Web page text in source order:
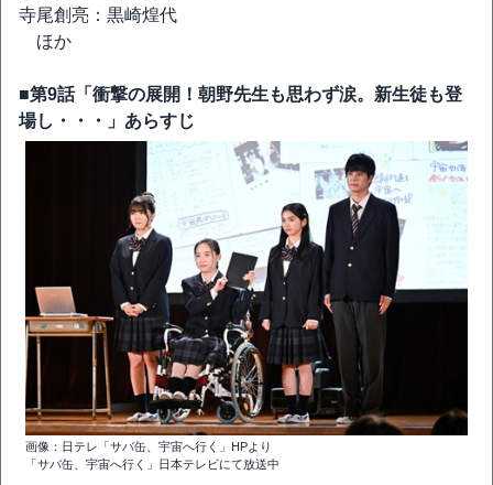
寺尾創亮：黒崎煌代
ほか
■第9話「衝撃の展開！朝野先生も思わず涙。新生徒も登
場し・・・」あらすじ
画像：日テレ「サバ缶、宇宙へ行く」HPより
「サバ缶、宇宙へ行く」日本テレビにて放送中